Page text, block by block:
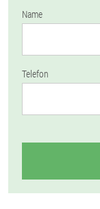
Name
Telefon